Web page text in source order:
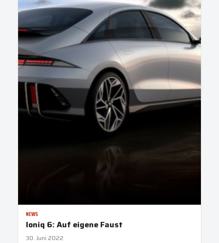
NEWS
Ioniq 6: Auf eigene Faust
30. Juni 2022